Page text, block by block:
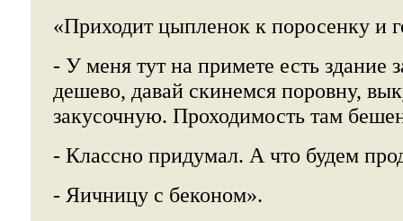
«Приходит цыпленок к поросенку и
- У меня тут на примете есть здание
дешево, давай скинемся поровну,
закусочную. Проходимость там
- Классно придумал. А что будем
- Яичницу с беконом».